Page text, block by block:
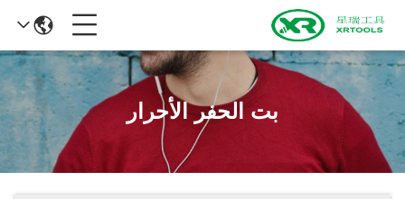
بت الحفر الأحرار